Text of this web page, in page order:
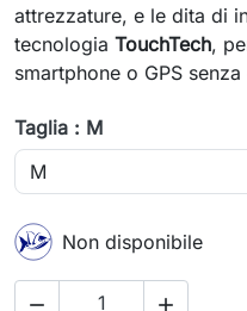
attrezzature, e le dita di
tecnologia TouchTech,
smartphone o GPS
Taglia : M
Non disponibile
 